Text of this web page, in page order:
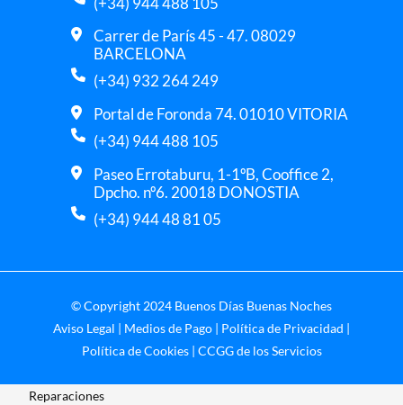
Carrer de París 45 - 47. 08029
BARCELONA
(+34) 932 264 249
Portal de Foronda 74. 01010 VITORIA
(+34) 944 488 105
Paseo Errotaburu, 1-1ºB, Cooffice 2,
Dpcho. nº6. 20018 DONOSTIA
(+34) 944 48 81 05
© Copyright 2024 Buenos Días Buenas Noches
Aviso Legal | Medios de Pago | Política de Privacidad |
Política de Cookies| CCGG de los Servicios
Reparaciones